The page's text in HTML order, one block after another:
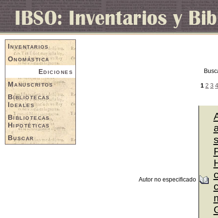
Inventarios
Onomástica
Ediciones
Manuscritos
Bibliotecas
Ideales
Bibliotecas
Hipotéticas
Buscar
1 2 3 4
Autor no especificado